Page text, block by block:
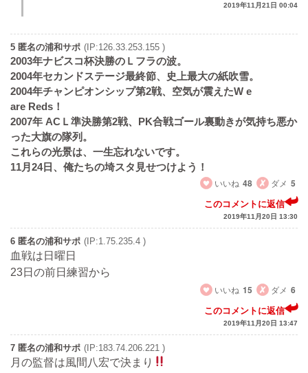
2019年11月21日 00:04
5 匿名の浦和サポ (IP:126.33.253.155 )
2003年ナビスコ杯決勝のＬフラの波。
2004年セカンドステージ最終節、史上最大の紙吹雪。
2004年チャンピオンシップ第2戦、空気が震えたW e
are Reds！
2007年 ACＬ準決勝第2戦、PK合戦ゴール裏動きが気持ち悪か
った大旗の隊列。
これらの光景は、一生忘れないです。
11月24日、俺たちの埼スタ見せつけよう！
いいね 48 ダメ 5
このコメントに返信
2019年11月20日 13:30
6 匿名の浦和サポ (IP:1.75.235.4 )
血戦は日曜日
23日の前日練習から
いいね 15 ダメ 6
このコメントに返信
2019年11月20日 13:47
7 匿名の浦和サポ (IP:183.74.206.221 )
月の監督は風間八宏で決まり